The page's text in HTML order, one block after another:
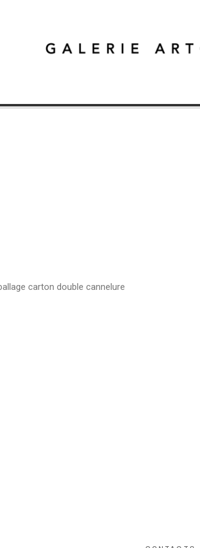
carton double cannelure